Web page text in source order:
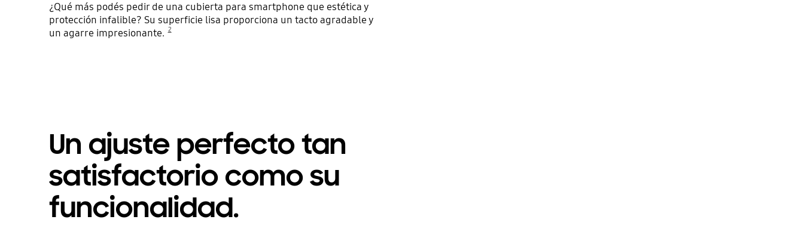
¿Qué más podés pedir de una cubierta para smartphone que estética y
protección infalible? Su superficie lisa proporciona un tacto agradable y
un agarre impresionante. 2
Un ajuste perfecto tan
satisfactorio como su
funcionalidad.